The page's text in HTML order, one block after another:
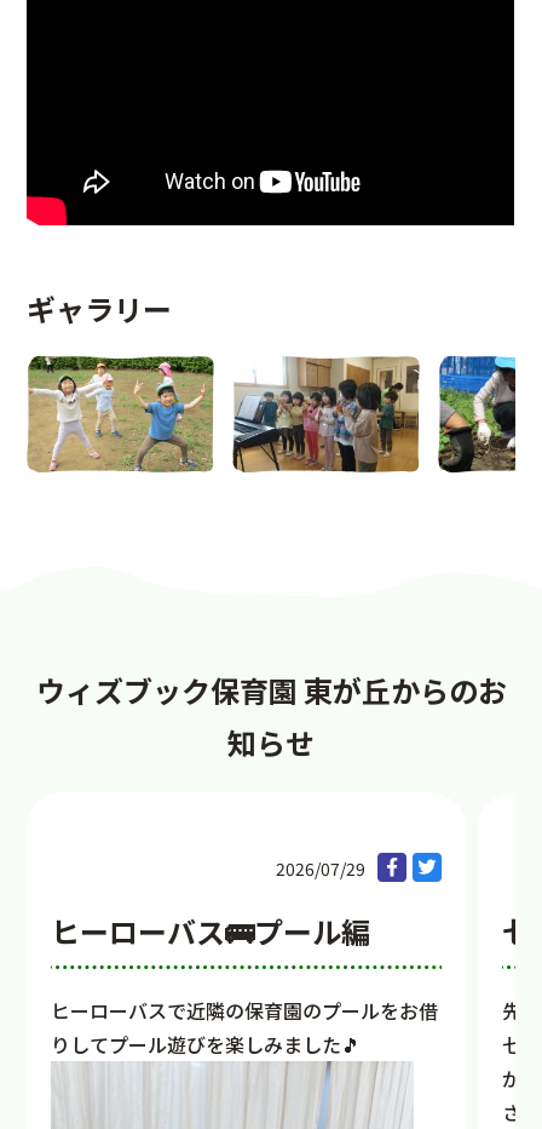
ギャラリー
ウィズブック保育園 東が丘からのお
知らせ
2026/07/29
ヒーローバス🚌プール編
ヒーローバスで近隣の保育園のプールをお借
りしてプール遊びを楽しみました🎵
七
先
七
が
さ